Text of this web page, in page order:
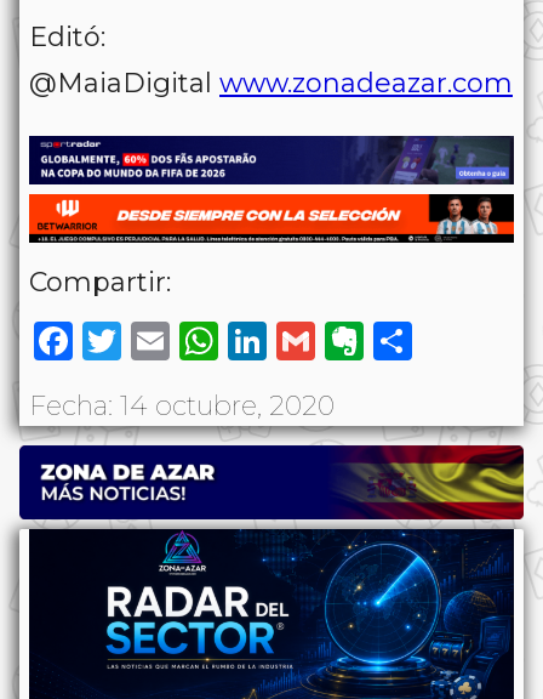
Editó:
@MaiaDigital www.zonadeazar.com
Compartir:
Facebook
Twitter
EmailWhatsApp
LinkedIn
GmailEvernote
Fecha: 14 octubre, 2020